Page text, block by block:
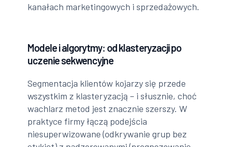
kanałach marketingowych i sprzedażowych.
Modele i algorytmy: od klasteryzacji po
uczenie sekwencyjne
Segmentacja klientów kojarzy się przede
wszystkim z klasteryzacją – i słusznie, choć
wachlarz metod jest znacznie szerszy. W
praktyce firmy łączą podejścia
niesuperwizowane (odkrywanie grup bez